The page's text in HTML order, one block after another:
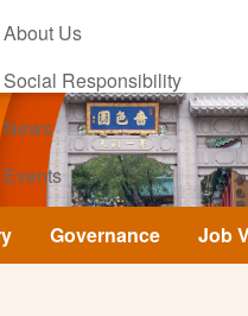
About Us
Social Responsibility
News
Events
Contact UsGovernance Job